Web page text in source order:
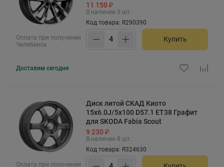
Оплата при получении
Челябинск
11 150 ₽
В наличии 5 шт.
Код товара: R290390
Купить
Доставим сегодня
Оплата при получении
Диск литой СКАД Киото
15x6.0J/5x100 D57.1 ET38 Графит
для SKODA Fabia Scout
9 230 ₽
В наличии 8 шт.
Код товара: R324630